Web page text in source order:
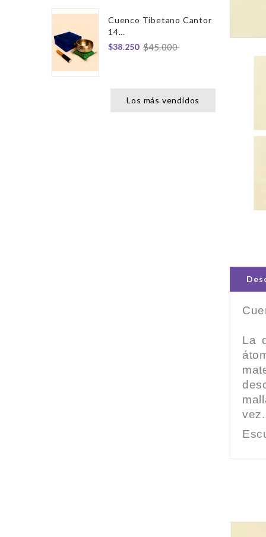
Cuenco Tibetano Cantor
14...
$38.250 $45.000
Los más vendidos
La
vez.